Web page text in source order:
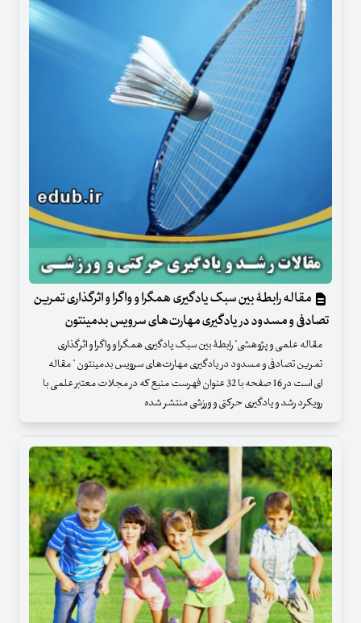
مقاله رابطۀ بین سبک یادگیری همگرا و واگرا و اثرگذاری تمرین
تصادفی و مسدود در یادگیری مهارت‌های سرویس بدمینتون
مقاله علمی و پژوهشی" رابطۀ بین سبک یادگیری همگرا و واگرا و اثرگذاری
تمرین تصادفی و مسدود در یادگیری مهارت‌های سرویس بدمینتون " مقاله
ای است در 16 صفحه با 32 عنوان فهرست منبع که در مجلات معتبر علمی با
رویکرد رشد و یادگیری حرکتی و ورزشی منتشر شده